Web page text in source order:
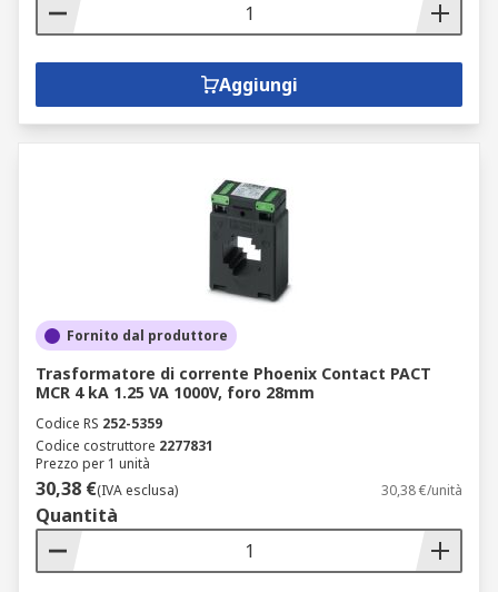
Aggiungi
Fornito dal produttore
Trasformatore di corrente Phoenix Contact PACT
MCR 4 kA 1.25 VA 1000V, foro 28mm
Codice RS 252-5359
Codice costruttore 2277831
Prezzo per 1 unità
30,38 €(IVA esclusa) 30,38 €/unità
Quantità